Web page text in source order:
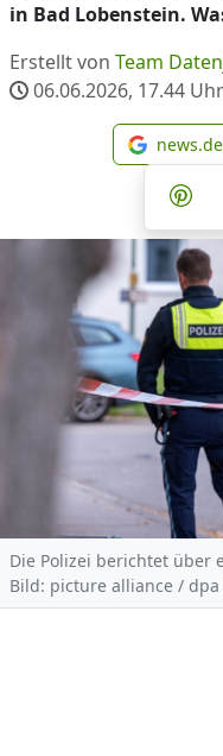
in Bad Lobenstein.
Erstellt von Team
06.06.2026, 17.44 Uhr
Die Polizei berichtet über
Bild: picture alliance /